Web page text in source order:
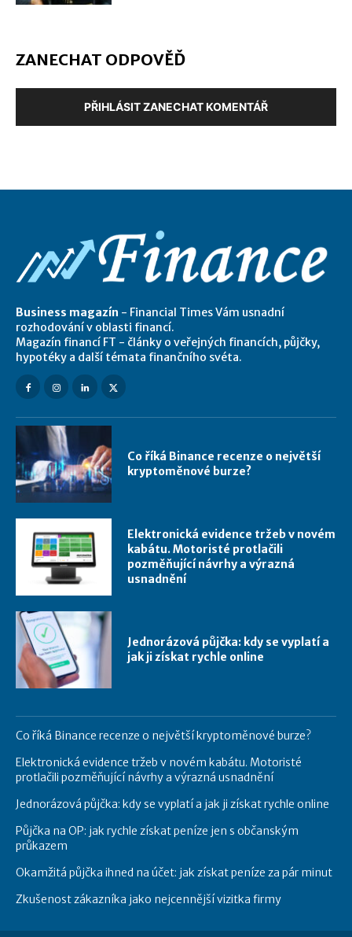
ZANECHAT ODPOVĚĎ
PŘIHLÁSIT ZANECHAT KOMENTÁŘ
Business magazín - Financial Times Vám usnadní
rozhodování v oblasti financí.
Magazín financí FT - články o veřejných financích, půjčky,
hypotéky a další témata finančního svéta.
Co říká Binance recenze o největší
kryptoměnové burze?
Elektronická evidence tržeb v novém
kabátu. Motoristé protlačili
pozměňující návrhy a výrazná
usnadnění
Jednorázová půjčka: kdy se vyplatí a
jak ji získat rychle online
Co říká Binance recenze o největší kryptoměnové burze?
Elektronická evidence tržeb v novém kabátu. Motoristé
protlačili pozměňující návrhy a výrazná usnadnění
Jednorázová půjčka: kdy se vyplatí a jak ji získat rychle online
Půjčka na OP: jak rychle získat peníze jen s občanským
průkazem
Okamžitá půjčka ihned na účet: jak získat peníze za pár minut
Zkušenost zákazníka jako nejcennější vizitka firmy